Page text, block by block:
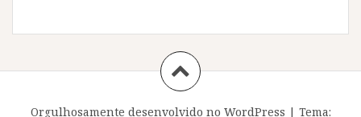
Orgulhosamente desenvolvido no WordPress | Tema: